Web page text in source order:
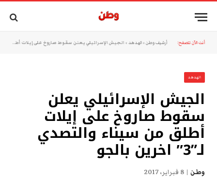
أنت الآن تتصفح: أرشيف وطن »الهدهد » الجيش الإسرائيلي يعلن سقوط صاروخ على إيلات أطلق من سيناء والتصدي لـ”3″ اخرين بالجو
الهدهد
الجيش الإسرائيلي يعلن
سقوط صاروخ على إيلات
أطلق من سيناء والتصدي
لـ”3″ اخرين بالجو
وطن 8 فبراير، 2017